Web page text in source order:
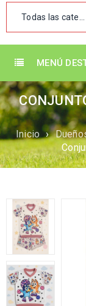
Todas las categorías
MENÚ
Inicio ›